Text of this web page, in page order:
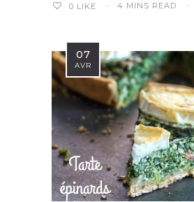
0 LIKE 4 MINS READ
07
AVR